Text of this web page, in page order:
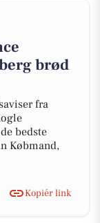
brød
fra
bedste
Købmand,
Kopiér link